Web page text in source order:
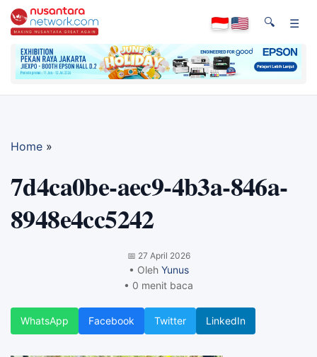
🔍 ☰
Home »
7d4ca0be-aec9-4b3a-846a-
8948e4cc5242
📅 27 April 2026
• Oleh Yunus
• 0 menit baca
WhatsApp Facebook Twitter LinkedIn